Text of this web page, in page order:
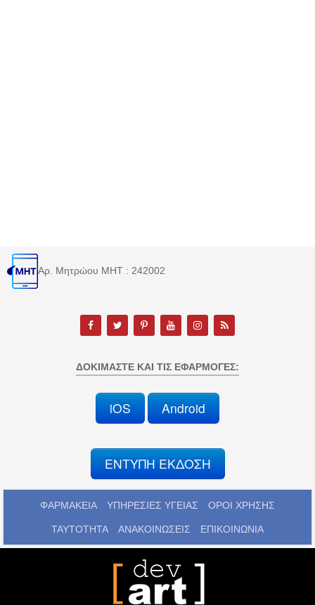
Αρ. Μητρώου MHT : 242002
ΔΟΚΙΜΆΣΤΕ ΚΑΙ ΤΙΣ ΕΦΑΡΜΟΓΈΣ:
iOS Android
ΕΝΤΥΠΗ ΕΚΔΟΣΗ
ΦΑΡΜΑΚΕΙΑ ΥΠΗΡΕΣΙΕΣ ΥΓΕΙΑΣ ΟΡΟΙ ΧΡΗΣΗΣ
ΤΑΥΤΟΤΗΤΑ ΑΝΑΚΟΙΝΩΣΕΙΣ ΕΠΙΚΟΙΝΩΝΙΑ